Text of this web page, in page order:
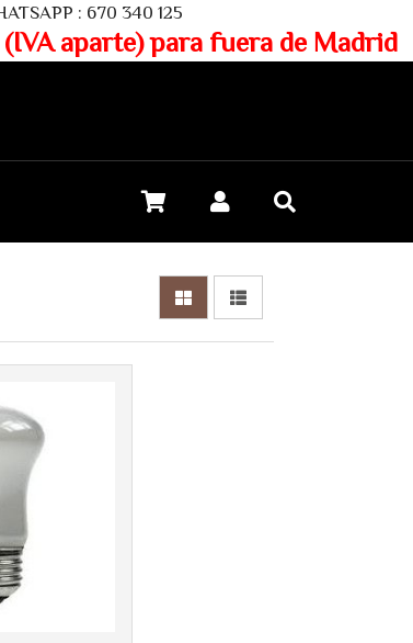
340 125
para fuera de Madrid